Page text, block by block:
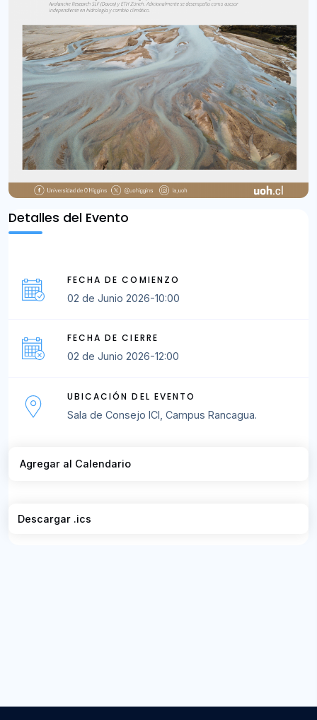
Detalles del Evento
FECHA DE COMIENZO
02 de Junio 2026-10:00
FECHA DE CIERRE
02 de Junio 2026-12:00
UBICACIÓN DEL EVENTO
Sala de Consejo ICI, Campus Rancagua.
Agregar al Calendario
Descargar .ics